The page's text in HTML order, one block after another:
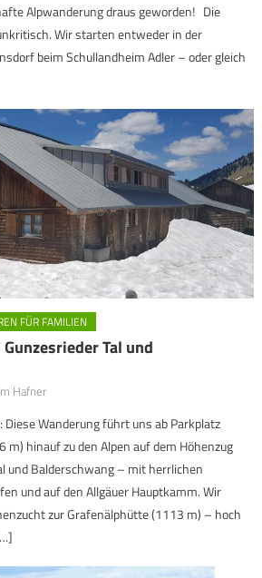
Alpwanderung draus geworden! Die
Wir starten entweder in der
beim Schullandheim Adler – oder gleich
FÜR FAMILIEN
Tal und
Hafner
Wanderung führt uns ab Parkplatz
m) hinauf zu den Alpen auf dem Höhenzug
und Balderschwang – mit herrlichen
und auf den Allgäuer Hauptkamm. Wir
zur Grafenälphütte (1113 m) – hoch